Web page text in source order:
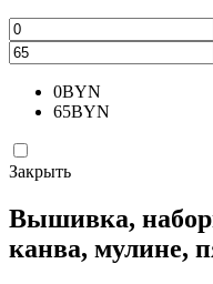
0BYN
65BYN
Закрыть
Вышивка,
канва, мулине,